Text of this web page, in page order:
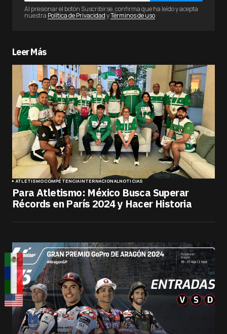
Al presionar el botón Suscribirse, confirma que ha leído y acepta
nuestra Política de PrivacidadyTérminos de uso
Leer Más
ATLETISMOCOMPETENCIAINTERNACIONALNOTICIAS
Para Atletismo: México Busca Superar
Récords en París 2024 y Hacer Historia